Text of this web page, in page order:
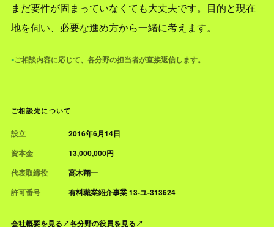
まだ要件が固まっていなくても大丈夫です。目的と現在
地を伺い、必要な進め方から一緒に考えます。
●ご相談内容に応じて、各分野の担当者が直接返信します。
ご相談先について
設立
2016年6月14日
資本金
13,000,000円
代表取締役
高木翔一
許可番号
有料職業紹介事業 13-ユ-313624
会社概要を見る↗各分野の役員を見る↗